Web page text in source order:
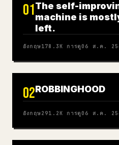
01The self-
machine is
left.
อังกฤษ178.3K การดู06 ส.ค.
02ROBBINGHOOD
อังกฤษ291.2K การดู06 ส.ค.